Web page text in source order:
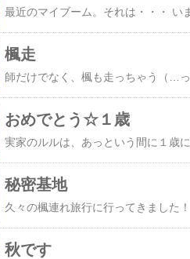
楓走
おめでとう☆１歳
秘密基地
秋です